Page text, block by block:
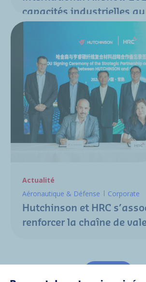
capacités industrielles au
programmes
Actualité
Aéronautique & Défense
Corporate
Hutchinson et HRC
renforcer la chaîne de